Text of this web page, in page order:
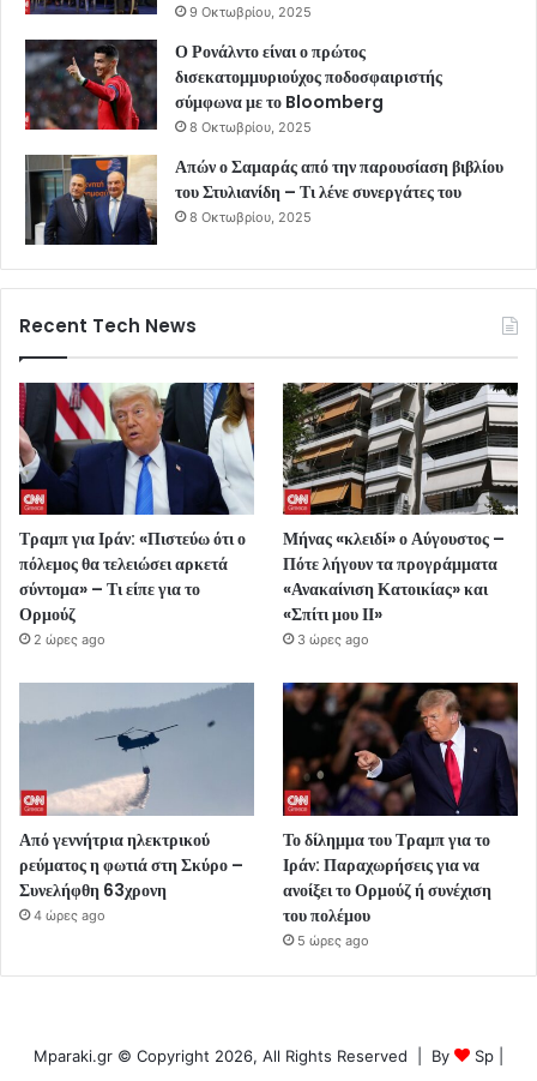
9 Οκτωβρίου, 2025
Ο Ρονάλντο είναι ο πρώτος
δισεκατομμυριούχος ποδοσφαιριστής
σύμφωνα με το Bloomberg
8 Οκτωβρίου, 2025
Απών ο Σαμαράς από την παρουσίαση βιβλίου
του Στυλιανίδη – Τι λένε συνεργάτες του
8 Οκτωβρίου, 2025
Recent Tech News
Τραμπ για Ιράν: «Πιστεύω ότι ο
πόλεμος θα τελειώσει αρκετά
σύντομα» – Τι είπε για το
Ορμούζ
2 ώρες ago
Μήνας «κλειδί» ο Αύγουστος –
Πότε λήγουν τα προγράμματα
«Ανακαίνιση Κατοικίας» και
«Σπίτι μου ΙΙ»
3 ώρες ago
Από γεννήτρια ηλεκτρικού
ρεύματος η φωτιά στη Σκύρο –
Συνελήφθη 63χρονη
4 ώρες ago
Το δίλημμα του Τραμπ για το
Ιράν: Παραχωρήσεις για να
ανοίξει το Ορμούζ ή συνέχιση
του πολέμου
5 ώρες ago
Mparaki.gr © Copyright 2026, All Rights Reserved | By Sp